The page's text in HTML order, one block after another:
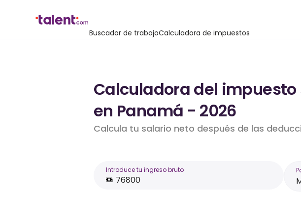
Buscador de trabajoCalculadora de impuestos
Calculadora del impuesto
en Panamá - 2026
Calcula tu salario neto después de las
Introduce tu ingreso bruto